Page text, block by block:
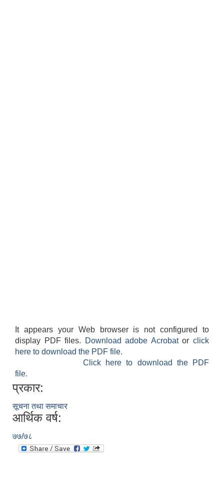
It appears your Web browser is not configured to
display PDF files.
Download adobe Acrobatorclick
here to download the PDF file.
Click here to download the PDF
file.
प्रकार:
सूचना तथा समाचार
आर्थिक वर्ष:
७७/७८